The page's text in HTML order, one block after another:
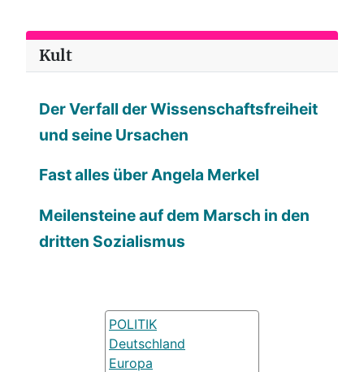
Kult
Der Verfall der Wissenschaftsfreiheit
und seine Ursachen
Fast alles über Angela Merkel
Meilensteine auf dem Marsch in den
dritten Sozialismus
POLITIK
Deutschland
Europa